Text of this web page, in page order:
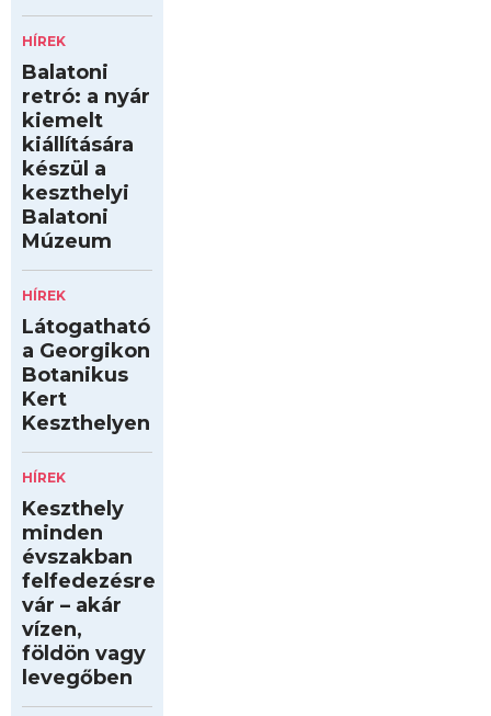
HÍREK
Balatoni
retró: a nyár
kiemelt
kiállítására
készül a
keszthelyi
Balatoni
Múzeum
HÍREK
Látogatható
a Georgikon
Botanikus
Kert
Keszthelyen
HÍREK
Keszthely
minden
évszakban
felfedezésre
vár – akár
vízen,
földön vagy
levegőben